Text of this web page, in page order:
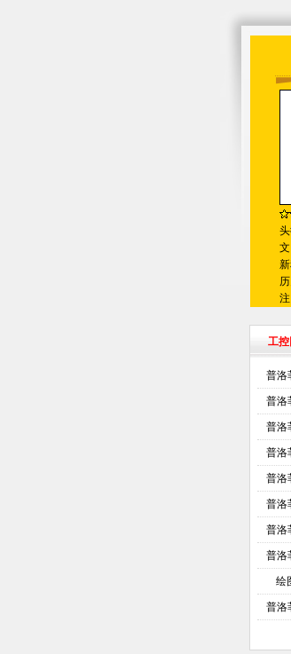
工控
普洛
普洛
普洛
普洛
普洛
普洛
普洛
普洛
绘
普洛